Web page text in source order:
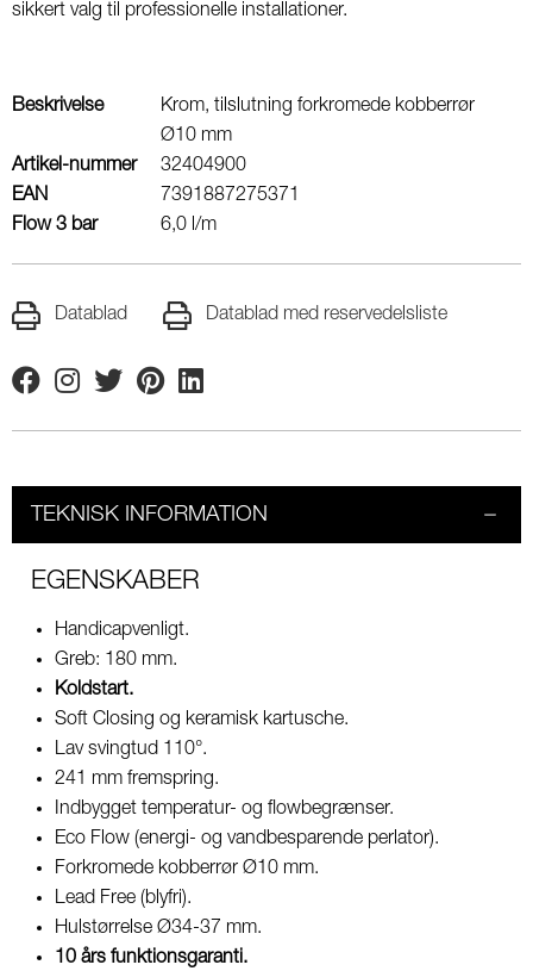
sikkert valg til professionelle installationer.
Beskrivelse
Krom, tilslutning forkromede kobberrør
Ø10 mm
Artikel-nummer
32404900
EAN
7391887275371
Flow 3 bar
6,0 l/m
Datablad Datablad med reservedelsliste
FacebookInstagram
TwitterPinterestLinkedin
TEKNISK INFORMATION
EGENSKABER
Handicapvenligt.
Greb: 180 mm.
Koldstart.
Soft Closing og keramisk kartusche.
Lav svingtud 110°.
241 mm fremspring.
Indbygget temperatur- og flowbegrænser.
Eco Flow (energi- og vandbesparende perlator).
Forkromede kobberrør Ø10 mm.
Lead Free (blyfri).
Hulstørrelse Ø34-37 mm.
10 års funktionsgaranti.